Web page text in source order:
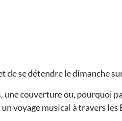
de se détendre le dimanche
une couverture ou, pourquoi
voyage musical à travers